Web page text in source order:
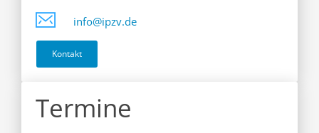
info@ipzv.de
Kontakt
Termine